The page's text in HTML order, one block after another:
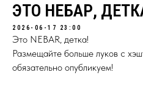
ЭТО НЕБАР,
2026-06-17 23:00
Это NEBAR, детка!
Размещайте больше луков с
обязательно опубликуем!